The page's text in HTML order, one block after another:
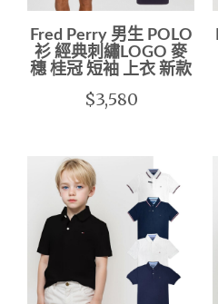
Fred Perry 男生 POLO
衫 經典刺繡LOGO 麥
穗 桂冠 短袖 上衣 新款
$3,580